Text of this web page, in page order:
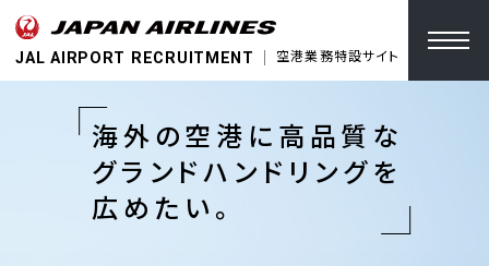
JAL AIRPORT RECRUITMENT 空港業務特設サイト
海外の空港に高品質な
グランドハンドリングを
広めたい。